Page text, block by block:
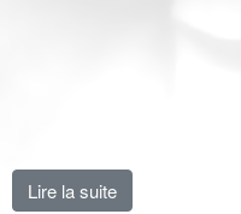
Lire la suite